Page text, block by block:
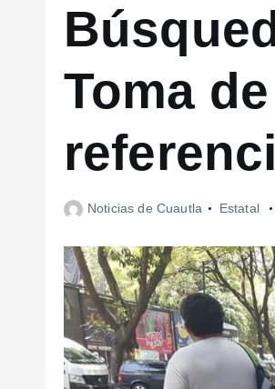
Toma
Noticias de Cuautla Estatal